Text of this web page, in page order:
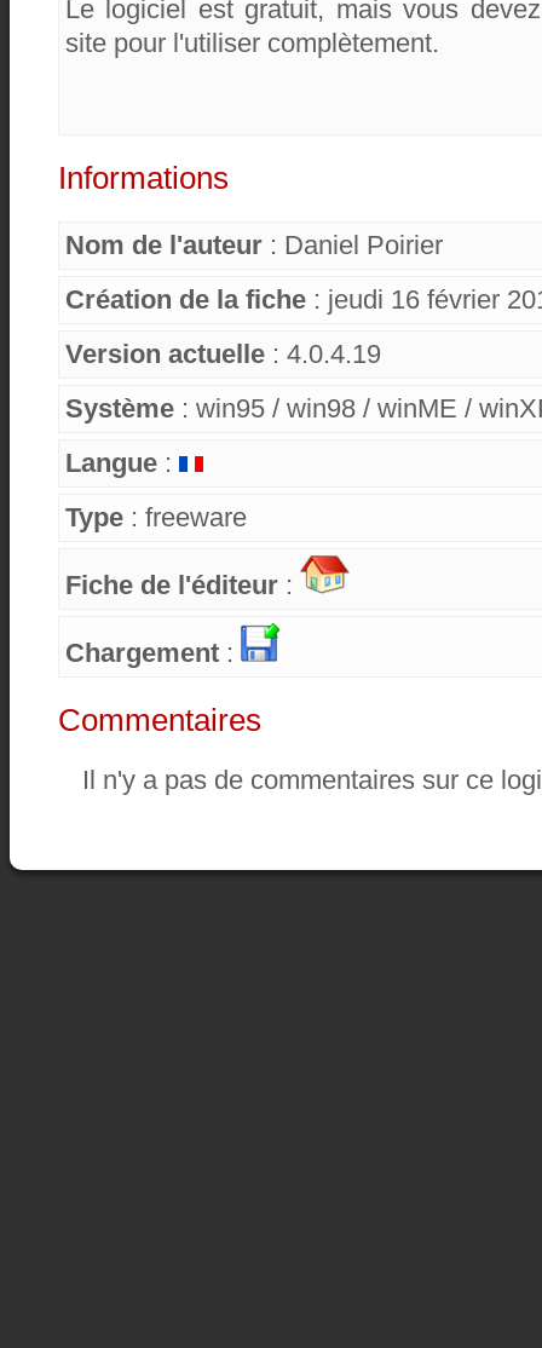
Le logiciel est gratuit, mais vous
site pour l'utiliser complètement.
Informations
Nom de l'auteur : Daniel Poirier
Création de la fiche : jeudi 16 février
Version actuelle : 4.0.4.19
Système : win95 / win98 / winME /
Langue :
Type : freeware
Fiche de l'éditeur :
Chargement :
Commentaires
Il n'y a pas de commentaires sur ce